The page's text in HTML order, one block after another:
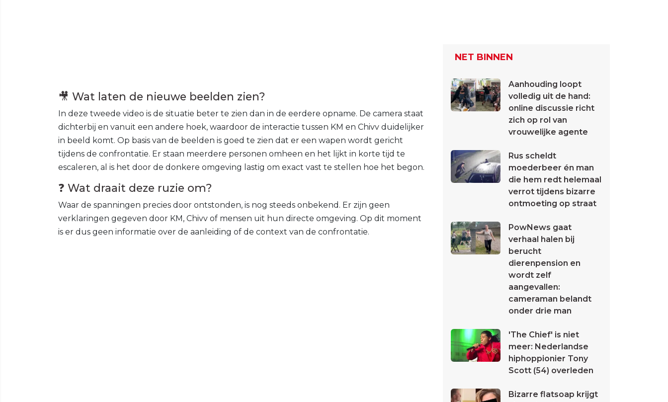
🎥 Wat laten de nieuwe beelden zien?
In deze tweede video is de situatie beter te zien dan in de eerdere opname. De camera staat
dichterbij en vanuit een andere hoek, waardoor de interactie tussen KM en Chivv duidelijker
in beeld komt. Op basis van de beelden is goed te zien dat er een wapen wordt gericht
tijdens de confrontatie. Er staan meerdere personen omheen en het lijkt in korte tijd te
escaleren, al is het door de donkere omgeving lastig om exact vast te stellen hoe het begon.
❓ Wat draait deze ruzie om?
Waar de spanningen precies door ontstonden, is nog steeds onbekend. Er zijn geen
verklaringen gegeven door KM, Chivv of mensen uit hun directe omgeving. Op dit moment
is er dus geen informatie over de aanleiding of de context van de confrontatie.
NET BINNEN
Aanhouding loopt
volledig uit de hand:
online discussie richt
zich op rol van
vrouwelijke agente
Rus scheldt
moederbeer én man
die hem redt helemaal
verrot tijdens bizarre
ontmoeting op straat
PowNews gaat
verhaal halen bij
berucht
dierenpension en
wordt zelf
aangevallen:
cameraman belandt
onder drie man
'The Chief' is niet
meer: Nederlandse
hiphoppionier Tony
Scott (54) overleden
Bizarre flatsoap krijgt